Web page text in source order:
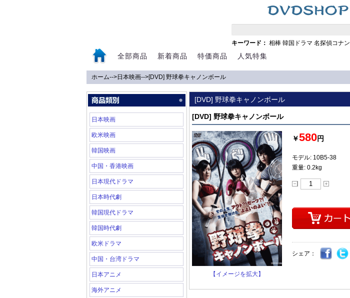
キーワード： 相棒 韓国ドラマ 名探偵コナン
全部商品 新着商品 特価商品 人気特集
ホーム-->日本映画-->[DVD] 野球拳キャノンボール
日本映画
欧米映画
韓国映画
中国・香港映画
日本現代ドラマ
日本時代劇
韓国現代ドラマ
韓国時代劇
欧米ドラマ
中国・台湾ドラマ
日本アニメ
海外アニメ
[DVD] 野球拳キャノンボール
[DVD] 野球拳キャノンボール
【イメージを拡大】
￥580円
モデル: 10B5-38
重量: 0.2kg
シェア：
0